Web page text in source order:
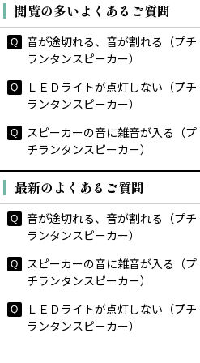
閲覧の多いよくあるご質問
音が途切れる、音が割れる（プチ
ランタンスピーカー）
ＬＥＤライトが点灯しない（プチ
ランタンスピーカー）
スピーカーの音に雑音が入る（プ
チランタンスピーカー）
最新のよくあるご質問
音が途切れる、音が割れる（プチ
ランタンスピーカー）
スピーカーの音に雑音が入る（プ
チランタンスピーカー）
ＬＥＤライトが点灯しない（プチ
ランタンスピーカー）